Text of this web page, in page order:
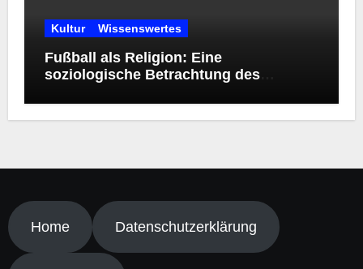
Kultur Wissenswertes
Fußball als Religion: Eine
soziologische Betrachtung des
Home Datenschutzerklärung